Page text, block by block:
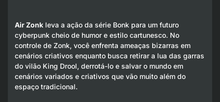
Air Zonkleva a ação da série Bonk para um futuro
cyberpunk cheio de humor e estilo cartunesco. No
controle de Zonk, você enfrenta ameaças bizarras em
cenários criativos enquanto busca retirar a lua das garras
do vilão King Drool, derrotá-lo e salvar o mundo em
cenários variados e criativos que vão muito além do
espaço tradicional.